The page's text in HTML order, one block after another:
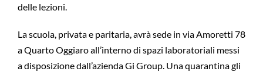
delle lezioni.
La scuola, privata e paritaria, avrà sede in via Amoretti 78
a Quarto Oggiaro all’interno di spazi laboratoriali messi
a disposizione dall’azienda Gi Group. Una quarantina gli